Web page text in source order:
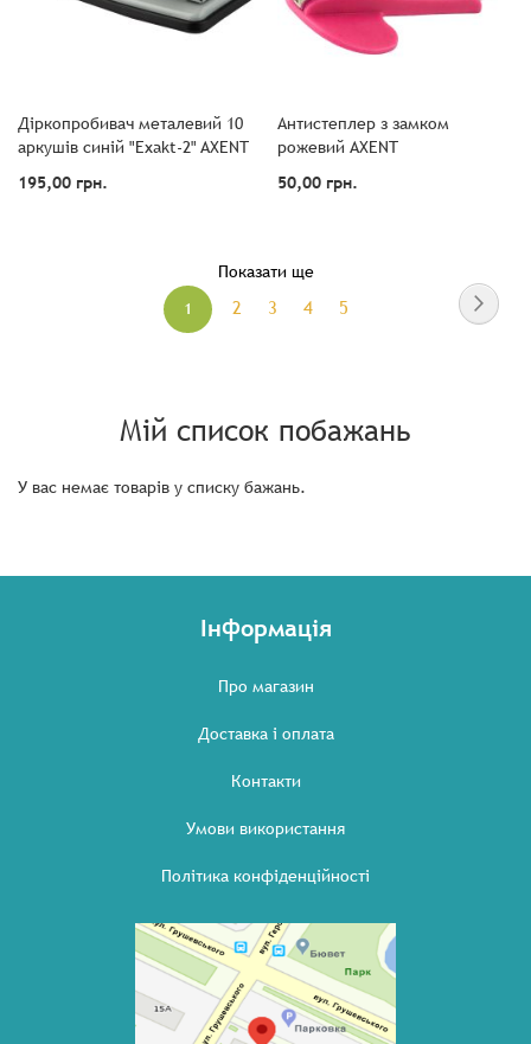
Діркопробивач металевий 10
аркушів синій "Exakt-2" AXENT
195,00 грн.
Антистеплер з замком
рожевий AXENT
50,00 грн.
Показати ще
Ви
1 сторінка
2 сторінка
3 сторінка
4 сторінка
5 Далі
Мій список побажань
У вас немає товарів у списку бажань.
Інформація
Про магазин
Доставка і оплата
Контакти
Умови використання
Політика конфіденційності